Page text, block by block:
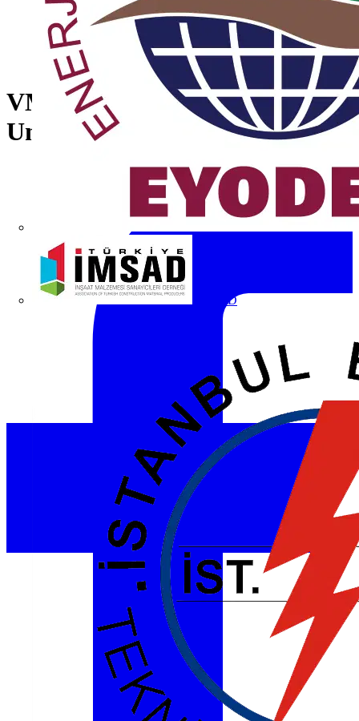
İMSAD
VM19 Mechanical Interlock
Unit